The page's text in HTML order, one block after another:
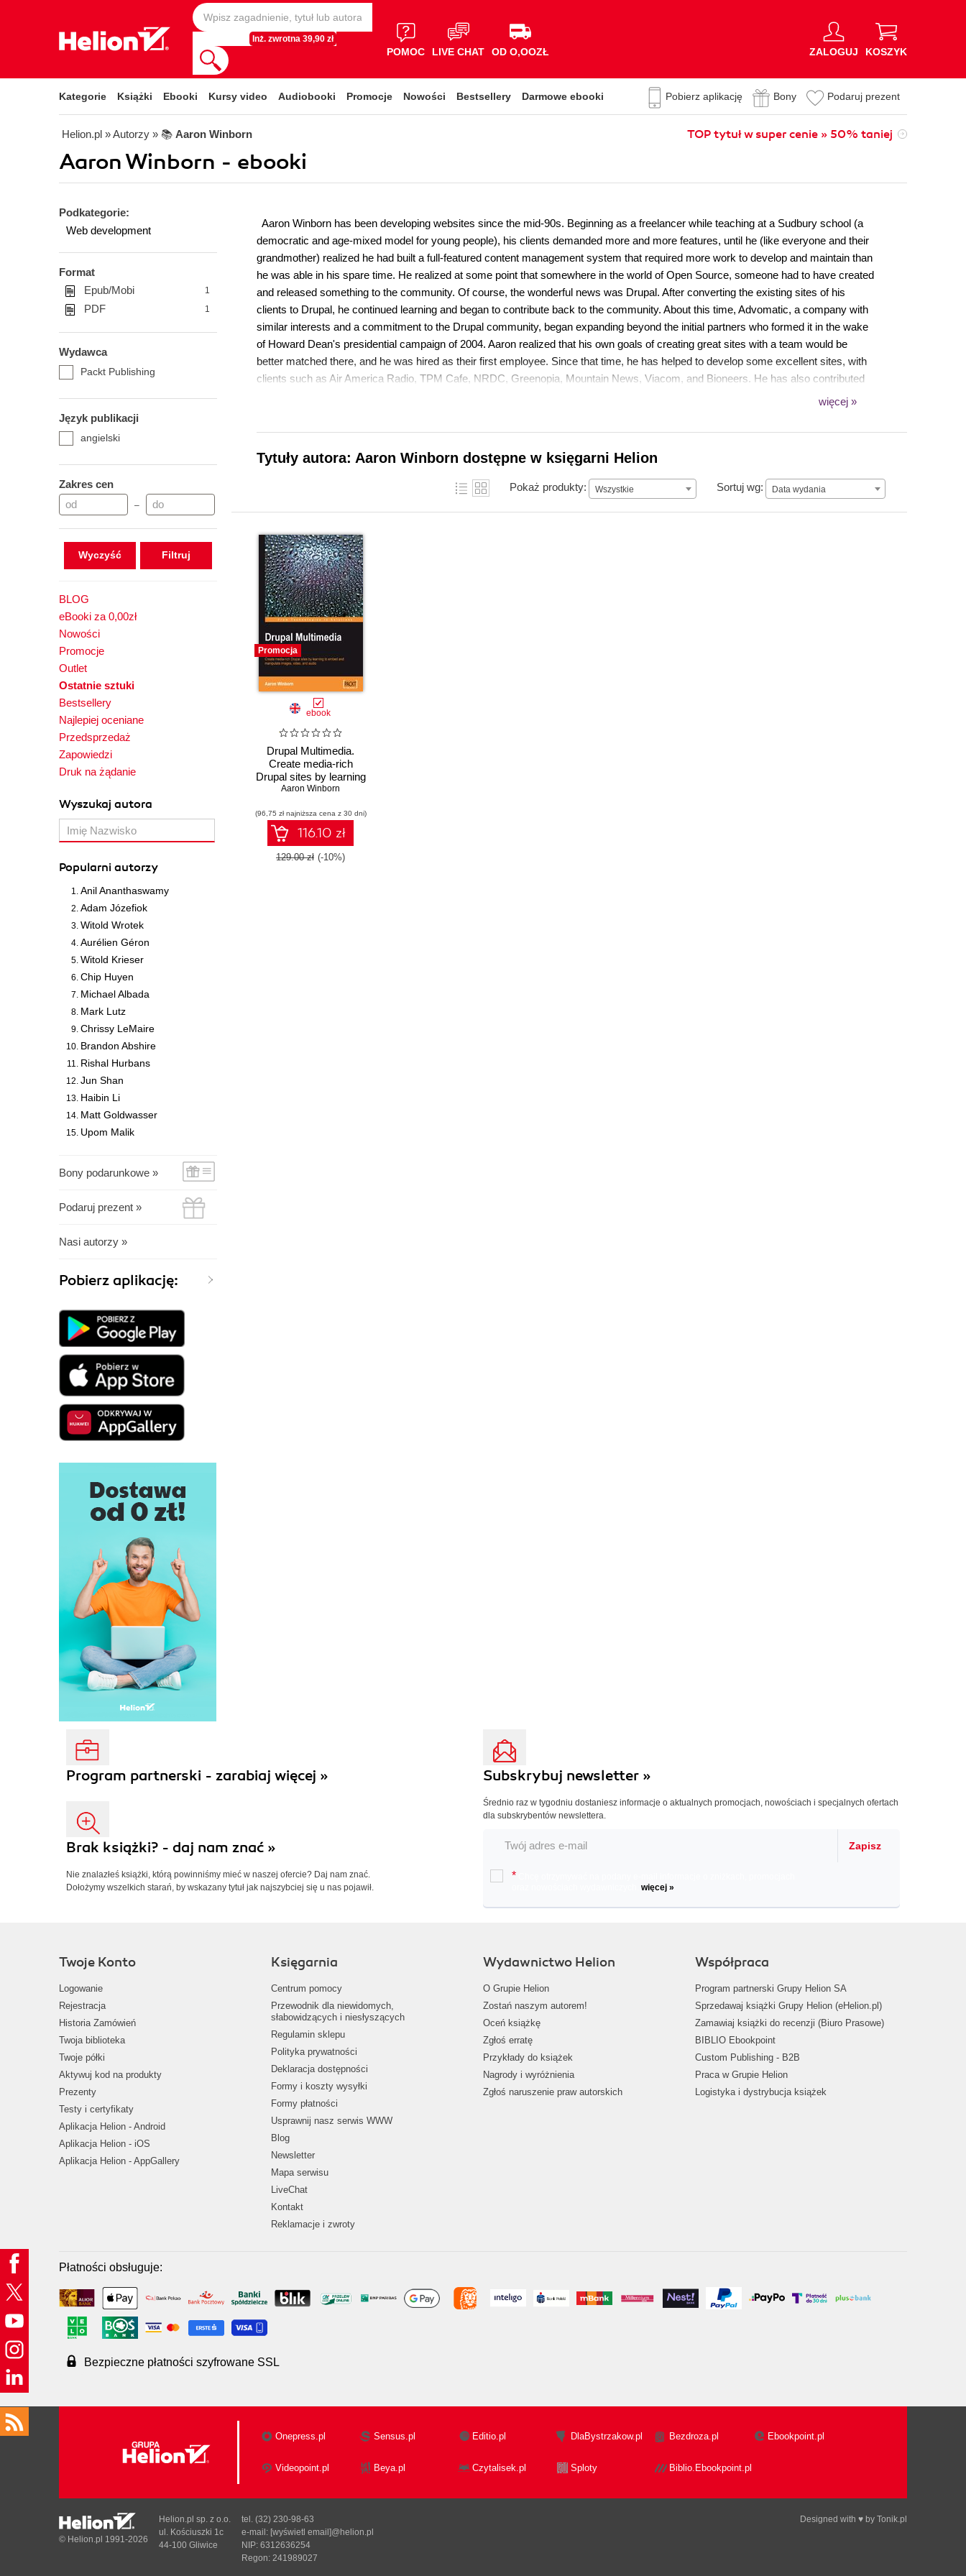
Inż. zwrotna 39,90 zł
POMOC LIVE CHAT OD O,OOZŁ ZALOGUJ KOSZYK
Kategorie Książki Ebooki Kursy video Audiobooki Promocje Nowości Bestsellery Darmowe ebooki Pobierz aplikację Bony Podaruj prezent
Helion.pl » Autorzy » 📚 Aaron Winborn TOP tytuł w super cenie » 50% taniej
Aaron Winborn - ebooki
Podkategorie:
Web development
Format
Epub/Mobi
1
PDF 1
Wydawca
Packt Publishing
Język publikacji
angielski
Zakres cen
–
Wyczyść
BLOG
eBooki za 0,00zł
Nowości
Promocje
Outlet
Ostatnie sztuki
Bestsellery
Najlepiej oceniane
Przedsprzedaż
Zapowiedzi
Druk na żądanie
Wyszukaj autora
Popularni autorzy
Anil Ananthaswamy
Adam Józefiok
Witold Wrotek
Aurélien Géron
Witold Krieser
Chip Huyen
Michael Albada
Mark Lutz
Chrissy LeMaire
Brandon Abshire
Rishal Hurbans
Jun Shan
Haibin Li
Matt Goldwasser
Upom Malik
Bony podarunkowe »
Podaruj prezent »
Nasi autorzy »
Pobierz aplikację:
Aaron Winborn has been developing websites since the mid-90s. Beginning as a freelancer while teaching at a Sudbury school (a
democratic and age-mixed model for young people), his clients demanded more and more features, until he (like everyone and their
grandmother) realized he had built a full-featured content management system that required more work to develop and maintain than
he was able in his spare time. He realized at some point that somewhere in the world of Open Source, someone had to have created
and released something to the community. Of course, the wonderful news was Drupal. After converting the existing sites of his
clients to Drupal, he continued learning and began to contribute back to the community. About this time, Advomatic, a company with
similar interests and a commitment to the Drupal community, began expanding beyond the initial partners who formed it in the wake
of Howard Dean's presidential campaign of 2004. Aaron realized that his own goals of creating great sites with a team would be
better matched there, and he was hired as their first employee. Since that time, he has helped to develop some excellent sites, with
clients such as Air America Radio, TPM Cafe, NRDC, Greenopia, Mountain News, Viacom, and Bioneers. He has also contributed
several modules to Drupal, mostly stemming from his work with multimedia, including Embedded Media Field (for third-party Video,
progress).
więcej »
Tytuły autora: Aaron Winborn dostępne w księgarni Helion
Pokaż produkty: Wszystkie Sortuj wg: Data wydania
Data wydania
Promocja
ebook
Drupal Multimedia.
Create media-rich
Drupal sites by learning
to embed and
video, and audio
Aaron Winborn
(96,75 zł najniższa cena z 30 dni)
116.10 zł
129.00 zł (-10%)
Program partnerski - zarabiaj więcej »
Brak książki? - daj nam znać »
Nie znalazłeś książki, którą powinniśmy mieć w naszej ofercie? Daj nam znać.
Dołożymy wszelkich starań, by wskazany tytuł jak najszybciej się u nas pojawił.
Subskrybuj newsletter »
Średnio raz w tygodniu dostaniesz informacje o aktualnych promocjach, nowościach i specjalnych ofertach
dla subskrybentów newslettera.
Zapisz
*
więcej »
Twoje Konto
Logowanie
Rejestracja
Historia Zamówień
Twoja biblioteka
Twoje półki
Aktywuj kod na produkty
Prezenty
Testy i certyfikaty
Aplikacja Helion - Android
Aplikacja Helion - iOS
Aplikacja Helion - AppGallery
Księgarnia
Centrum pomocy
Przewodnik dla niewidomych,
słabowidzących i niesłyszących
Regulamin sklepu
Polityka prywatności
Deklaracja dostępności
Formy i koszty wysyłki
Formy płatności
Usprawnij nasz serwis WWW
Blog
Newsletter
Mapa serwisu
LiveChat
Kontakt
Reklamacje i zwroty
Wydawnictwo Helion
O Grupie Helion
Zostań naszym autorem!
Oceń książkę
Zgłoś erratę
Przykłady do książek
Nagrody i wyróżnienia
Zgłoś naruszenie praw autorskich
Współpraca
Program partnerski Grupy Helion SA
Sprzedawaj książki Grupy Helion (eHelion.pl)
Zamawiaj książki do recenzji (Biuro Prasowe)
BIBLIO Ebookpoint
Custom Publishing - B2B
Praca w Grupie Helion
Logistyka i dystrybucja książek
Płatności obsługuje:
Bezpieczne płatności szyfrowane SSL
Onepress.pl Sensus.pl Editio.pl DlaBystrzakow.pl Bezdroza.pl Ebookpoint.pl
Videopoint.pl Beya.pl Czytalisek.pl Sploty Biblio.Ebookpoint.pl
Designed with ♥ by Tonik.pl
© Helion.pl 1991-2026
Helion.pl sp. z o.o.
ul. Kościuszki 1c
44-100 Gliwice
tel. (32) 230-98-63
e-mail: [wyświetl email]@helion.pl
NIP: 6312636254
Regon: 241989027